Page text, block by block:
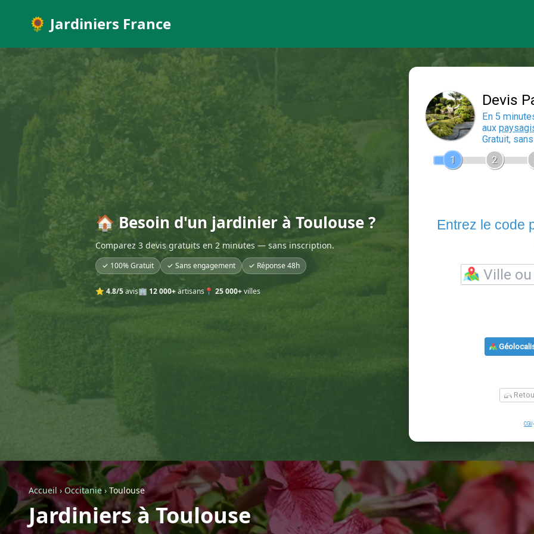
🌻 Jardiniers France
🏠 Besoin d'un jardinier à Toulouse ?
Comparez 3 devis gratuits en 2 minutes — sans inscription.
✓ 100% Gratuit ✓ Sans engagement ✓ Réponse 48h
⭐ 4.8/5avis🏢 12 000+artisans 📍 25 000+villes
Accueil › Occitanie› Toulouse
Jardiniers à Toulouse